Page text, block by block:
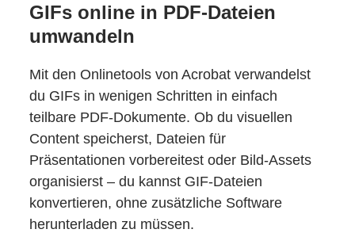
GIFs online in PDF-Dateien
umwandeln
Mit den Onlinetools von Acrobat verwandelst
du GIFs in wenigen Schritten in einfach
teilbare PDF-Dokumente. Ob du visuellen
Content speicherst, Dateien für
Präsentationen vorbereitest oder Bild-Assets
organisierst – du kannst GIF-Dateien
konvertieren, ohne zusätzliche Software
herunterladen zu müssen.